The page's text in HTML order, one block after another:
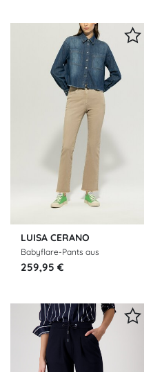
LUISA CERANO
Babyflare-Pants aus
Authentic-Twill-Denim
259,95 €